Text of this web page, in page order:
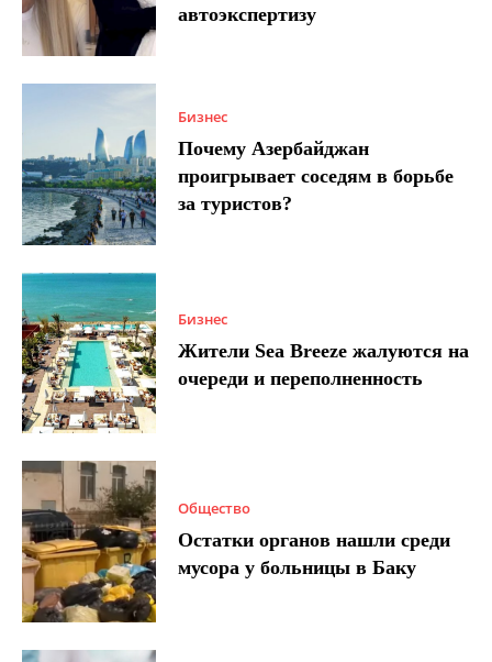
автоэкспертизу
Бизнес
Почему Азербайджан
проигрывает соседям в борьбе
за туристов?
Бизнес
Жители Sea Breeze жалуются на
очереди и переполненность
Общество
Остатки органов нашли среди
мусора у больницы в Баку